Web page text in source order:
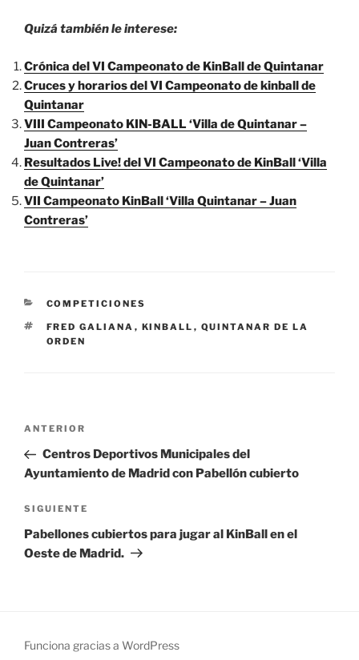
Quizá también le interese:
Crónica del VI Campeonato de KinBall de Quintanar
Cruces y horarios del VI Campeonato de kinball de
Quintanar
VIII Campeonato KIN-BALL ‘Villa de Quintanar –
Juan Contreras’
Resultados Live! del VI Campeonato de KinBall ‘Villa
de Quintanar’
VII Campeonato KinBall ‘Villa Quintanar – Juan
Contreras’
CATEGORÍAS
COMPETICIONES
ETIQUETAS
FRED GALIANA , KINBALL , QUINTANAR DE LA
ORDEN
Navegación
entradas
Entrada
anterior:
ANTERIOR
Centros Deportivos Municipales del
Ayuntamiento de Madrid con Pabellón cubierto
Siguiente
entrada
SIGUIENTE
Pabellones cubiertos para jugar al KinBall en el
Oeste de Madrid.
Funciona gracias a WordPress